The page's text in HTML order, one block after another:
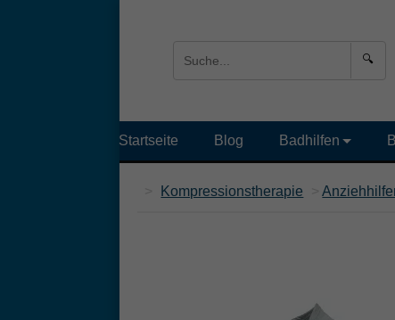
🔍
Startseite Blog Badhilfen
Kompressionstherapie >